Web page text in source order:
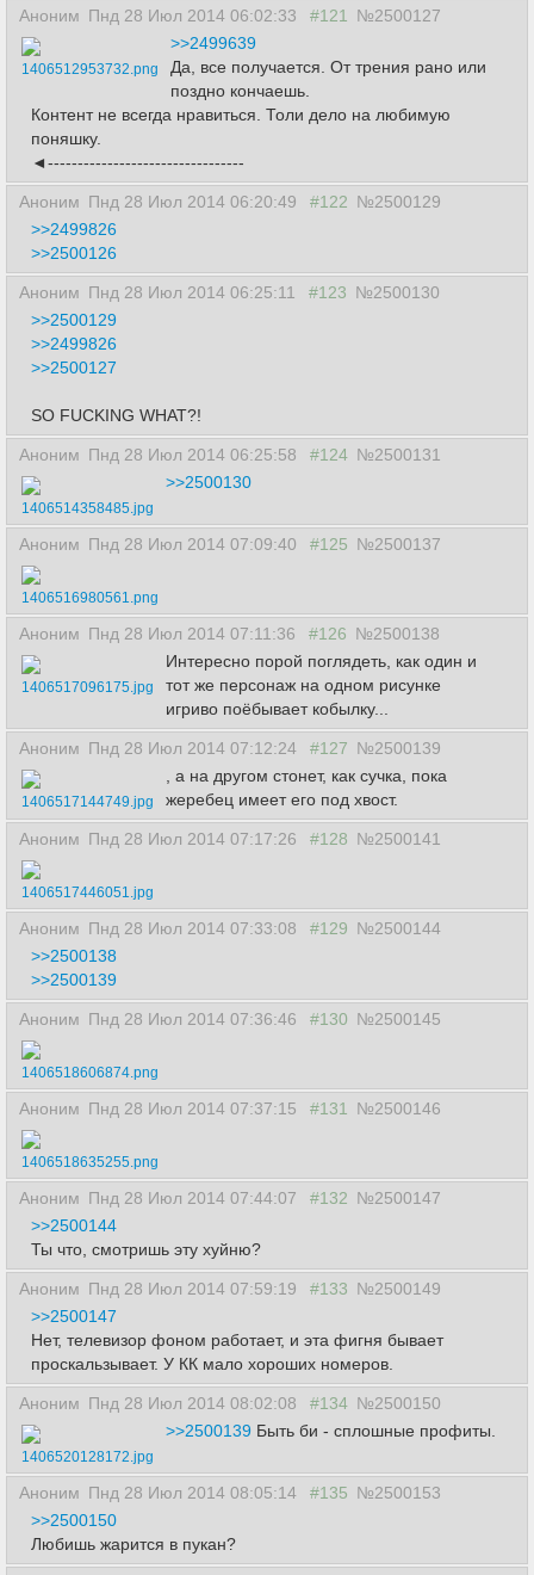
Аноним Пнд 28 Июл 2014 06:02:33 #121 №2500127
1406512953732.png
>>2499639
Да, все получается. От трения рано или
поздно кончаешь.
Контент не всегда нравиться. Толи дело на любимую
поняшку.
◄---------------------------------
Аноним Пнд 28 Июл 2014 06:20:49 #122 №2500129
>>2499826
>>2500126
Аноним Пнд 28 Июл 2014 06:25:11 #123 №2500130
>>2500129
>>2499826
>>2500127
SO FUCKING WHAT?!
Аноним Пнд 28 Июл 2014 06:25:58 #124 №2500131
1406514358485.jpg
>>2500130
Аноним Пнд 28 Июл 2014 07:09:40 #125 №2500137
1406516980561.png
Аноним Пнд 28 Июл 2014 07:11:36 #126 №2500138
1406517096175.jpg
Интересно порой поглядеть, как один и
тот же персонаж на одном рисунке
игриво поёбывает кобылку...
Аноним Пнд 28 Июл 2014 07:12:24 #127 №2500139
1406517144749.jpg
, а на другом стонет, как сучка, пока
жеребец имеет его под хвост.
Аноним Пнд 28 Июл 2014 07:17:26 #128 №2500141
1406517446051.jpg
Аноним Пнд 28 Июл 2014 07:33:08 #129 №2500144
>>2500138
>>2500139
Аноним Пнд 28 Июл 2014 07:36:46 #130 №2500145
1406518606874.png
Аноним Пнд 28 Июл 2014 07:37:15 #131 №2500146
1406518635255.png
Аноним Пнд 28 Июл 2014 07:44:07 #132 №2500147
>>2500144
Ты что, смотришь эту хуйню?
Аноним Пнд 28 Июл 2014 07:59:19 #133 №2500149
>>2500147
Нет, телевизор фоном работает, и эта фигня бывает
проскальзывает. У КК мало хороших номеров.
Аноним Пнд 28 Июл 2014 08:02:08 #134 №2500150
1406520128172.jpg
>>2500139 Быть би - сплошные профиты.
Аноним Пнд 28 Июл 2014 08:05:14 #135 №2500153
>>2500150
Любишь жарится в пукан?